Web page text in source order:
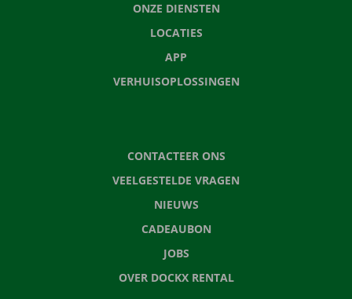
ONZE DIENSTEN
LOCATIES
APP
VERHUISOPLOSSINGEN
CONTACTEER ONS
VEELGESTELDE VRAGEN
NIEUWS
CADEAUBON
JOBS
OVER DOCKX RENTAL